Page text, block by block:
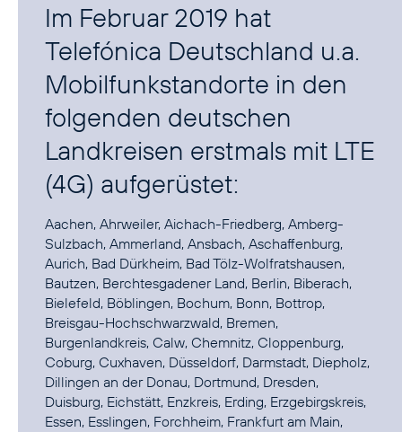
Im Februar 2019 hat
Telefónica Deutschland u.a.
Mobilfunkstandorte in den
folgenden deutschen
Landkreisen erstmals mit LTE
(4G) aufgerüstet:
Aachen, Ahrweiler, Aichach-Friedberg, Amberg-
Sulzbach, Ammerland, Ansbach, Aschaffenburg,
Aurich, Bad Dürkheim, Bad Tölz-Wolfratshausen,
Bautzen, Berchtesgadener Land, Berlin, Biberach,
Bielefeld, Böblingen, Bochum, Bonn, Bottrop,
Breisgau-Hochschwarzwald, Bremen,
Burgenlandkreis, Calw, Chemnitz, Cloppenburg,
Coburg, Cuxhaven, Düsseldorf, Darmstadt, Diepholz,
Dillingen an der Donau, Dortmund, Dresden,
Duisburg, Eichstätt, Enzkreis, Erding, Erzgebirgskreis,
Essen, Esslingen, Forchheim, Frankfurt am Main,